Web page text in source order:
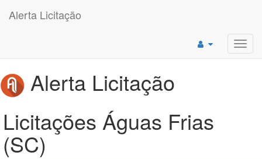
Alerta Licitação
Alerta Licitação
Licitações Águas Frias
(SC)